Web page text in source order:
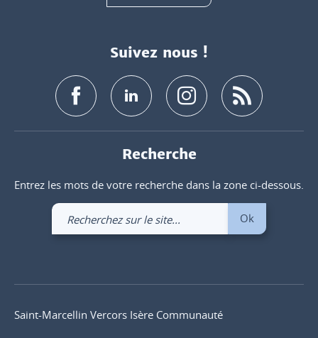
Suivez nous !
Recherche
Entrez les mots de votre recherche dans la zone ci-dessous.
Recherchez
sur
Ok
Saint-Marcellin Vercors Isère Communauté